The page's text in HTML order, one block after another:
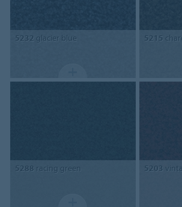
5232 glacier blue 5215
5288 racing green 5203